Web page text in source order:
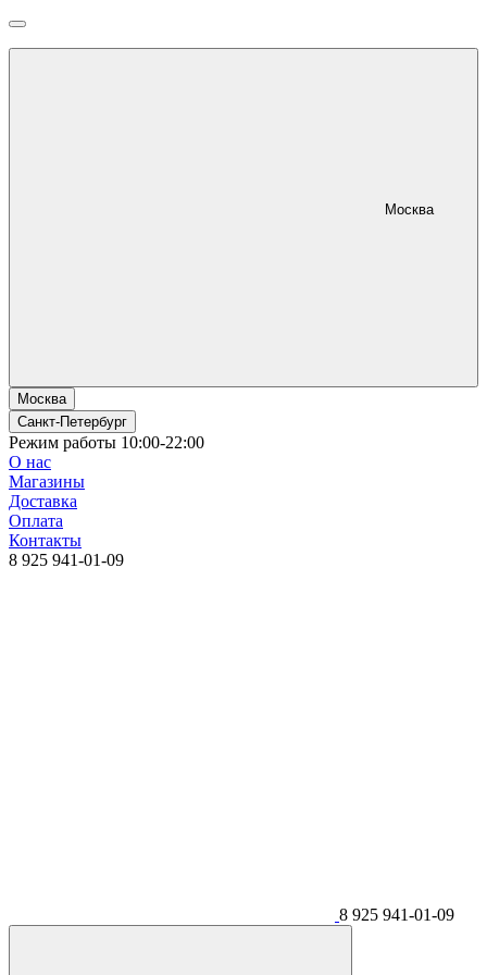
Москва
Москва
Санкт-Петербург
Режим работы 10:00-22:00
О нас
Магазины
Доставка
Оплата
Контакты
8 925 941-01-09
8 925 941-01-09